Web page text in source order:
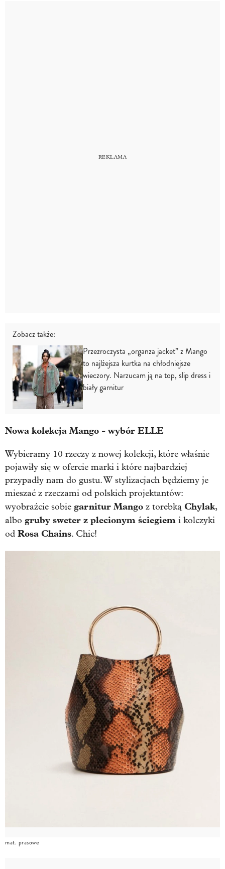
Zobacz także:
Przezroczysta „organza jacket” z Mango
to najlżejsza kurtka na chłodniejsze
wieczory. Narzucam ją na top, slip dress i
biały garnitur
Nowa kolekcja Mango - wybór ELLE
Wybieramy 10 rzeczy z nowej kolekcji, które właśnie
pojawiły się w ofercie marki i które najbardziej
przypadły nam do gustu. W stylizacjach będziemy je
mieszać z rzeczami od polskich projektantów:
wyobraźcie sobie garnitur Mango z torebką Chylak,
albo gruby sweter z plecionym ściegiem i kolczyki
od Rosa Chains. Chic!
mat. prasowe